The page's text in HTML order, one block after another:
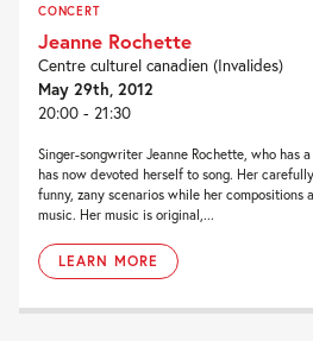
CONCERT
Jeanne Rochette
Centre culturel canadien (Invalides)
May 29th, 2012
20:00 - 21:30
Singer-songwriter Jeanne Rochette, who has
has now devoted herself to song. Her
funny, zany scenarios while her compositions
music. Her music is original,...
LEARN MORE